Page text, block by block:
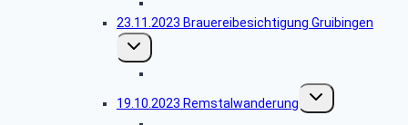
23.11.2023 Brauereibesichtigung Gruibingen
Untermenü
umschalten
19.10.2023 Remstalwanderung
Untermenü
umschalten